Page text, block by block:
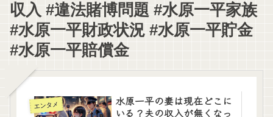
収入 #違法賭博問題 #水原一平家族
#水原一平財政状況 #水原一平貯金
#水原一平賠償金
エンタメ
水原一平の妻は現在どこに
いる？夫の収入が無くなっ